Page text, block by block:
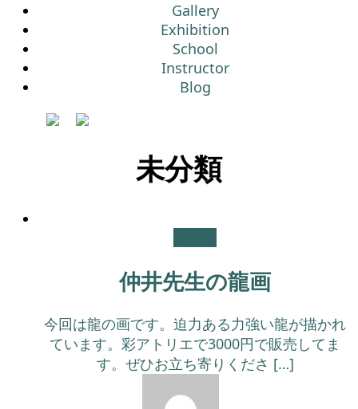
Gallery
Exhibition
School
Instructor
Blog
未分類
仲井先生の龍画
今回は龍の画です。迫力ある力強い龍が描かれ
ています。彩アトリエで3000円で販売してま
す。ぜひお立ち寄りくださ […]